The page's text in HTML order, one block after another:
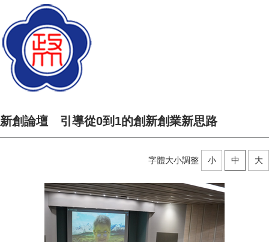
新創論壇 引導從0到1的創新創業新思路
字體大小調整 小 中 大